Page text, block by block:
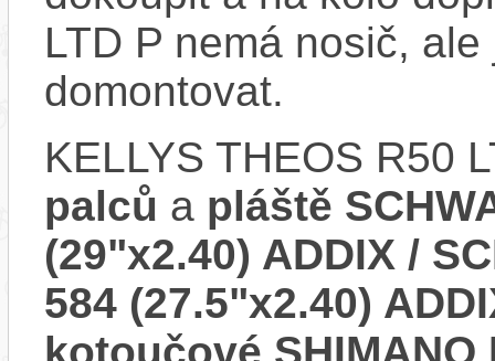
LTD P nemá nosič,
domontovat.
KELLYS THEOS R50
palců a pláště
(29"x2.40) ADDIX /
584 (27.5"x2.40)